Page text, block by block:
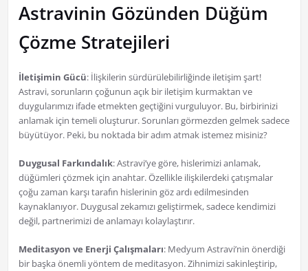
Astravinin Gözünden Düğüm
Çözme Stratejileri
İletişimin Gücü: İlişkilerin sürdürülebilirliğinde iletişim şart!
Astravi, sorunların çoğunun açık bir iletişim kurmaktan ve
duygularımızı ifade etmekten geçtiğini vurguluyor. Bu, birbirinizi
anlamak için temeli oluşturur. Sorunları görmezden gelmek sadece
büyütüyor. Peki, bu noktada bir adım atmak istemez misiniz?
Duygusal Farkındalık: Astravi’ye göre, hislerimizi anlamak,
düğümleri çözmek için anahtar. Özellikle ilişkilerdeki çatışmalar
çoğu zaman karşı tarafın hislerinin göz ardı edilmesinden
kaynaklanıyor. Duygusal zekamızı geliştirmek, sadece kendimizi
değil, partnerimizi de anlamayı kolaylaştırır.
Meditasyon ve Enerji Çalışmaları: Medyum Astravi’nin önerdiği
bir başka önemli yöntem de meditasyon. Zihnimizi sakinleştirip,